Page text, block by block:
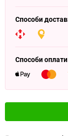
Способи
Способи оплати